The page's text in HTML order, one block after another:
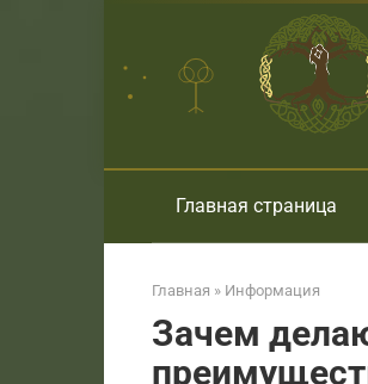
Главная страница
Главная » Информация
Зачем